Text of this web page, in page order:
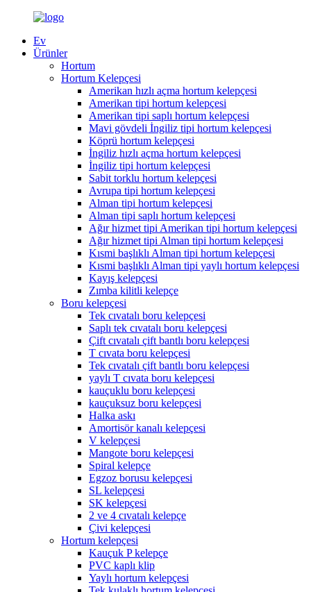
Ev
Ürünler
Hortum
Hortum Kelepçesi
Amerikan hızlı açma hortum kelepçesi
Amerikan tipi hortum kelepçesi
Amerikan tipi saplı hortum kelepçesi
Mavi gövdeli İngiliz tipi hortum kelepçesi
Köprü hortum kelepçesi
İngiliz hızlı açma hortum kelepçesi
İngiliz tipi hortum kelepçesi
Sabit torklu hortum kelepçesi
Avrupa tipi hortum kelepçesi
Alman tipi hortum kelepçesi
Alman tipi saplı hortum kelepçesi
Ağır hizmet tipi Amerikan tipi hortum kelepçesi
Ağır hizmet tipi Alman tipi hortum kelepçesi
Kısmi başlıklı Alman tipi hortum kelepçesi
Kısmi başlıklı Alman tipi yaylı hortum kelepçesi
Kayış kelepçesi
Zımba kilitli kelepçe
Boru kelepçesi
Tek cıvatalı boru kelepçesi
Saplı tek cıvatalı boru kelepçesi
Çift cıvatalı çift bantlı boru kelepçesi
T cıvata boru kelepçesi
Tek cıvatalı çift bantlı boru kelepçesi
yaylı T cıvata boru kelepçesi
kauçuklu boru kelepçesi
kauçuksuz boru kelepçesi
Halka askı
Amortisör kanalı kelepçesi
V kelepçesi
Mangote boru kelepçesi
Spiral kelepçe
Egzoz borusu kelepçesi
SL kelepçesi
SK kelepçesi
2 ve 4 cıvatalı kelepçe
Çivi kelepçesi
Hortum kelepçesi
Kauçuk P kelepçe
PVC kaplı klip
Yaylı hortum kelepçesi